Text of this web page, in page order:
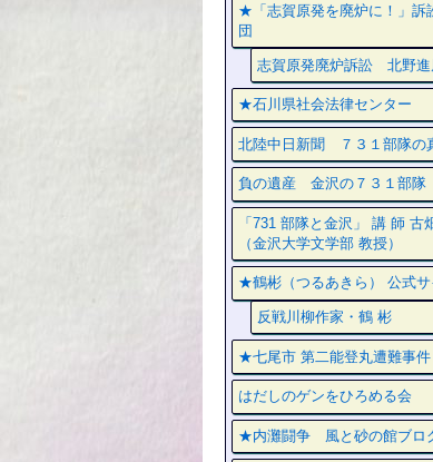
★「志賀原発を廃炉に！」訴
団
志賀原発廃炉訴訟 北野進
★石川県社会法律センター
北陸中日新聞 ７３１部隊の
負の遺産 金沢の７３１部隊
「731 部隊と金沢」 講 師 古
（金沢大学文学部 教授）
★鶴彬（つるあきら） 公式サ
反戦川柳作家・鶴 彬
★七尾市 第二能登丸遭難事件
はだしのゲンをひろめる会
★内灘闘争 風と砂の館ブロ